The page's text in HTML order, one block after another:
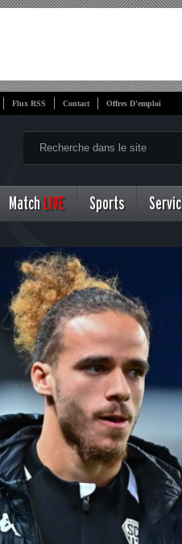
Flux RSS Contact Offres D'emploi
Match LIVE Sports